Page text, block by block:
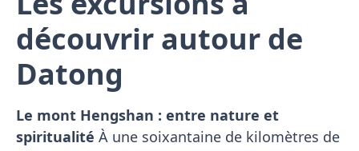
découvrir autour de
Datong
Le mont Hengshan : entre nature et
spiritualité À une soixantaine de kilomètres de